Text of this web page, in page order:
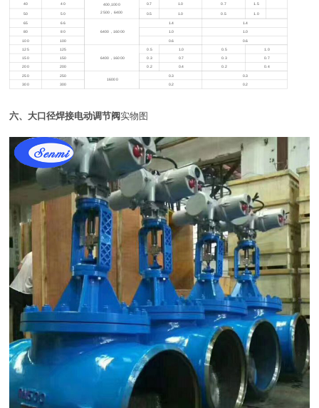
40 40
400,1000
2500
，6400
0.7 1.0 0.7 1.5
50 50 0.5 1.0 0.5 1.0
65
66
6400 ，16000
1.4
1.4
80
80 1.0
1.0
100
100 0.6
0.6
125
125
6400
，16000
0.5 1.0 0.5
1.0
150
150 0.3 0.7 0.3
0.7
200
200 0.2 0.4 0.2
0.4
250
250
16000
0.3
0.3
300
300 0.2 0.2
六、大口径焊接电动调节阀实物图